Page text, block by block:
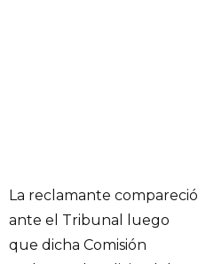
La reclamante compareció
ante el Tribunal luego
que dicha Comisión